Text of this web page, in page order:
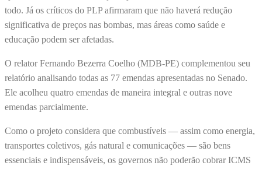
todo. Já os críticos do PLP afirmaram que não haverá redução
significativa de preços nas bombas, mas áreas como saúde e
educação podem ser afetadas.
O relator Fernando Bezerra Coelho (MDB-PE) complementou seu
relatório analisando todas as 77 emendas apresentadas no Senado.
Ele acolheu quatro emendas de maneira integral e outras nove
emendas parcialmente.
Como o projeto considera que combustíveis — assim como energia,
transportes coletivos, gás natural e comunicações — são bens
essenciais e indispensáveis, os governos não poderão cobrar ICMS